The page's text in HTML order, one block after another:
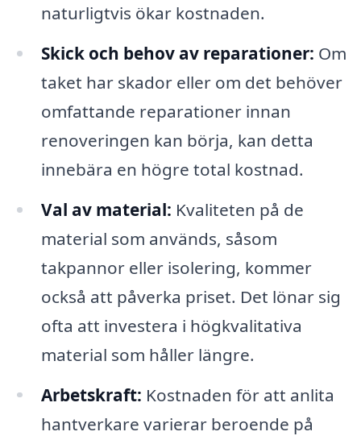
naturligtvis ökar kostnaden.
Skick och behov av reparationer: Om
taket har skador eller om det behöver
omfattande reparationer innan
renoveringen kan börja, kan detta
innebära en högre total kostnad.
Val av material: Kvaliteten på de
material som används, såsom
takpannor eller isolering, kommer
också att påverka priset. Det lönar sig
ofta att investera i högkvalitativa
material som håller längre.
Arbetskraft: Kostnaden för att anlita
hantverkare varierar beroende på